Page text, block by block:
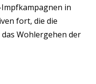
in
fort, die die
Wohlergehen der